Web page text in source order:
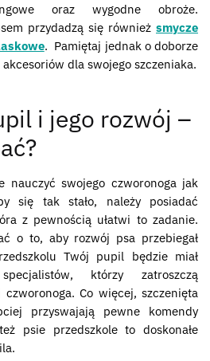
oraz wygodne obroże.
przydadzą się również smycze
. Pamiętaj jednak o doborze
dla swojego szczeniaka.
i jego rozwój –
nauczyć swojego czworonoga jak
się tak stało, należy posiadać
z pewnością ułatwi to zadanie.
o to, aby rozwój psa przebiegał
Twój pupil będzie miał
którzy zatroszczą
Co więcej, szczenięta
przyswajają pewne komendy
psie przedszkole to doskonałe